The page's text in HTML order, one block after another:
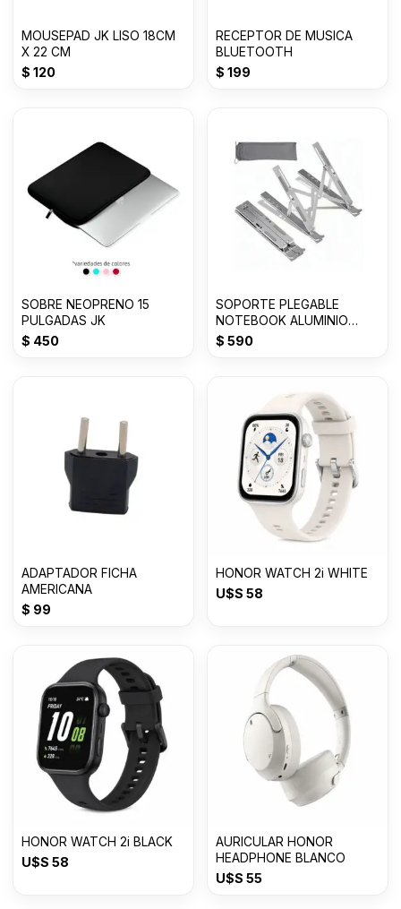
MOUSEPAD JK LISO 18CM
X 22 CM
$ 120
RECEPTOR DE MUSICA
BLUETOOTH
$ 199
SOBRE NEOPRENO 15
PULGADAS JK
$ 450
SOPORTE PLEGABLE
NOTEBOOK ALUMINIO
HASTA 18 PULGADAS
$ 590
ADAPTADOR FICHA
AMERICANA
$ 99
HONOR WATCH 2i WHITE
U$S 58
HONOR WATCH 2i BLACK
U$S 58
AURICULAR HONOR
HEADPHONE BLANCO
U$S 55